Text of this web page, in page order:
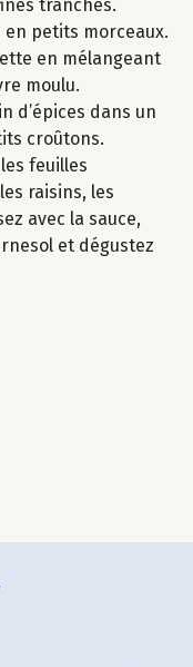
tranches.
en petits morceaux.
en mélangeant
moulu.
d’épices dans un
croûtons.
feuilles
raisins, les
avec la sauce,
et dégustez